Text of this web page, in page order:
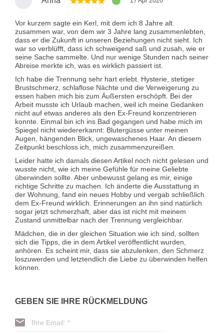
Vor kurzem sagte ein Kerl, mit dem ich 8 Jahre alt
zusammen war, von dem wir 3 Jahre lang zusammenlebten,
dass er die Zukunft in unseren Beziehungen nicht sieht. Ich
war so verblüfft, dass ich schweigend saß und zusah, wie er
seine Sache sammelte. Und nur wenige Stunden nach seiner
Abreise merkte ich, was es wirklich passiert ist.
Ich habe die Trennung sehr hart erlebt. Hysterie, stetiger
Brustschmerz, schlaflose Nächte und die Verweigerung zu
essen haben mich bis zum Äußersten erschöpft. Bei der
Arbeit musste ich Urlaub machen, weil ich meine Gedanken
nicht auf etwas anderes als den Ex-Freund konzentrieren
konnte. Einmal bin ich ins Bad gegangen und habe mich im
Spiegel nicht wiedererkannt: Blutergüsse unter meinen
Augen, hängenden Blick, ungewaschenes Haar. An diesem
Zeitpunkt beschloss ich, mich zusammenzureißen.
Leider hatte ich damals diesen Artikel noch nicht gelesen und
wusste nicht, wie ich meine Gefühle für meine Geliebte
überwinden sollte. Aber unbewusst gelang es mir, einige
richtige Schritte zu machen. Ich änderte die Ausstattung in
der Wohnung, fand ein neues Hobby und vergab schließlich
dem Ex-Freund wirklich. Erinnerungen an ihn sind natürlich
sogar jetzt schmerzhaft, aber das ist nicht mit meinem
Zustand unmittelbar nach der Trennung vergleichbar.
Mädchen, die in der gleichen Situation wie ich sind, sollten
sich die Tipps, die in dem Artikel veröffentlicht wurden,
anhören. Es scheint mir, dass sie abzulenken, den Schmerz
loszuwerden und letztendlich die Liebe zu überwinden helfen
können.
GEBEN SIE IHRE RÜCKMELDUNG
Ihre Email: *